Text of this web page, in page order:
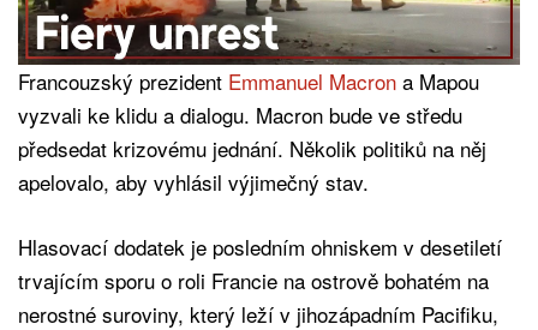
Francouzský prezident Emmanuel Macron a Mapou
vyzvali ke klidu a dialogu. Macron bude ve středu
předsedat krizovému jednání. Několik politiků na něj
apelovalo, aby vyhlásil výjimečný stav.
Hlasovací dodatek je posledním ohniskem v desetiletí
trvajícím sporu o roli Francie na ostrově bohatém na
nerostné suroviny, který leží v jihozápadním Pacifiku,